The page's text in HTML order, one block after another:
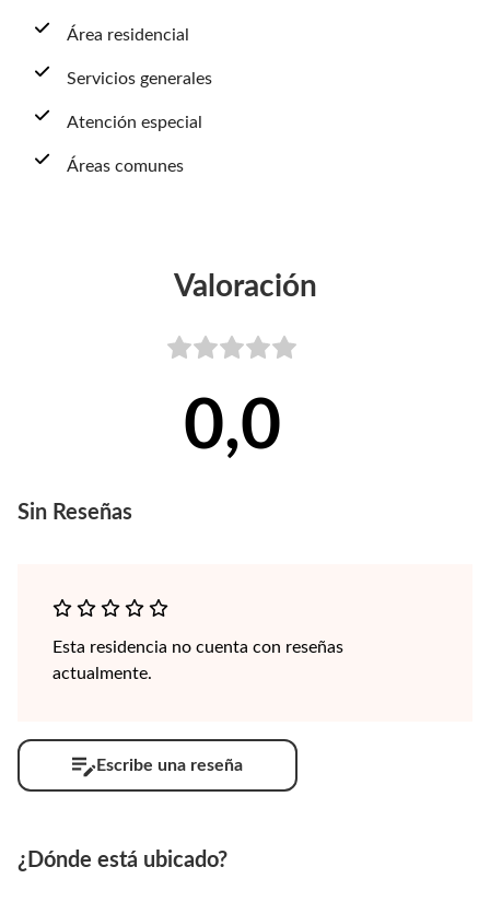
Área residencial
Servicios generales
Atención especial
Áreas comunes
Valoración
0,0
Sin Reseñas
Esta residencia no cuenta con reseñas
actualmente.
Escribe una reseña
¿Dónde está ubicado?